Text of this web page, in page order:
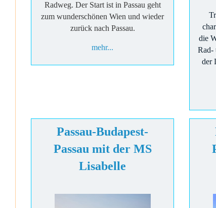
Radweg. Der Start ist in Passau geht
zum wunderschönen Wien und wieder
zurück nach Passau.
mehr...
die
Rad-
der
Passau-Budapest-
Passau mit der MS
Lisabelle